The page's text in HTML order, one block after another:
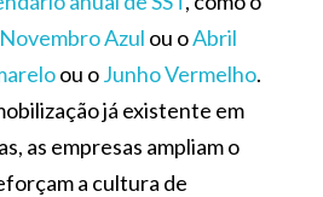
Novembro Azul ou oAbril
ou oJunho Vermelho.
já existente em
as empresas ampliam o
a cultura de